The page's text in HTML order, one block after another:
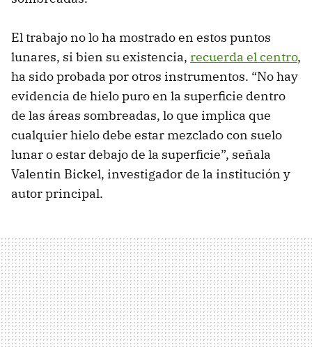
El trabajo no lo ha mostrado en estos puntos
lunares, si bien su existencia, recuerda el centro,
ha sido probada por otros instrumentos. “No hay
evidencia de hielo puro en la superficie dentro
de las áreas sombreadas, lo que implica que
cualquier hielo debe estar mezclado con suelo
lunar o estar debajo de la superficie”, señala
Valentin Bickel, investigador de la institución y
autor principal.